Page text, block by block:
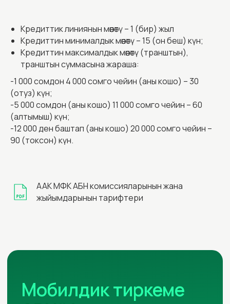
Кредиттик линиянын мөөнөтү – 1 (бир) жыл
Кредиттин минималдык мөөнөтү – 15 (он беш) күн;
Кредиттин максималдык мөөнөтү (транштын),
транштын суммасына жараша:
-1 000 сомдон 4 000 сомго чейин (аны кошо) – 30
(отуз) күн;
-5 000 сомдон (аны кошо) 11 000 сомго чейин – 60
(алтымыш) күн;
-12 000 ден баштап (аны кошо) 20 000 сомго чейин –
90 (токсон) күн.
ААК МФК АБН комиссияларынын жана
жыйымдарынын тарифтери
Кредиттер
Компания
Компания жөнүндө
АБН Тиричилик
Суроо-жооп
Купуялык саясаты
АБН Агро
© ОАО «МФК «АБН», 2023. КР УБ
Лицензиясы №007. 20 октябрь 2014 ж.
Карьера
Менеджмент
Жаңылыктар
Филиалдар
акысыз
2810
Tezakcha Бизнес